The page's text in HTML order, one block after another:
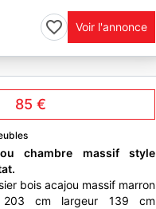
Voir l'annonce
85 €
chambre massif style
bois acajou massif marron
203 cm largeur 139 cm